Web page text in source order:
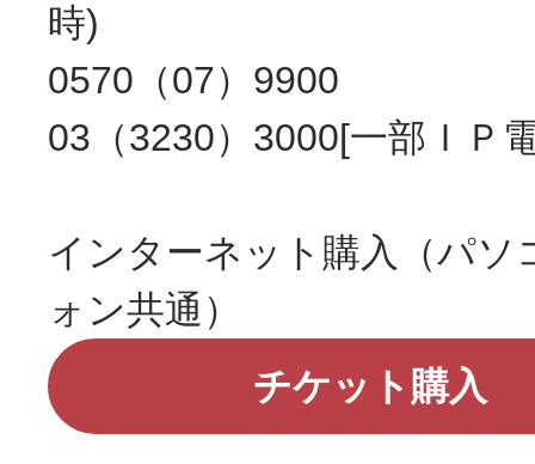
時)
0570（07）9900
03（3230）3000[一部ＩＰ
インターネット購入（パソ
ォン共通）
チケット購入